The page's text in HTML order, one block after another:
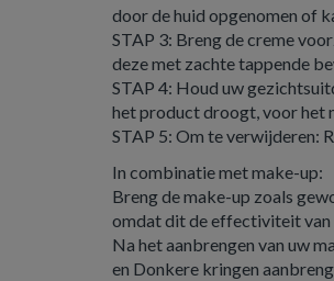
door de huid opgenomen of
STAP 3: Breng de creme
deze met zachte tappende
STAP 4: Houd uw
het product droogt, voor het
STAP 5: Om te verwijderen:
In combinatie met make-up:
Breng de make-up zoals
omdat dit de effectiviteit van
Na het aanbrengen van uw
en Donkere kringen